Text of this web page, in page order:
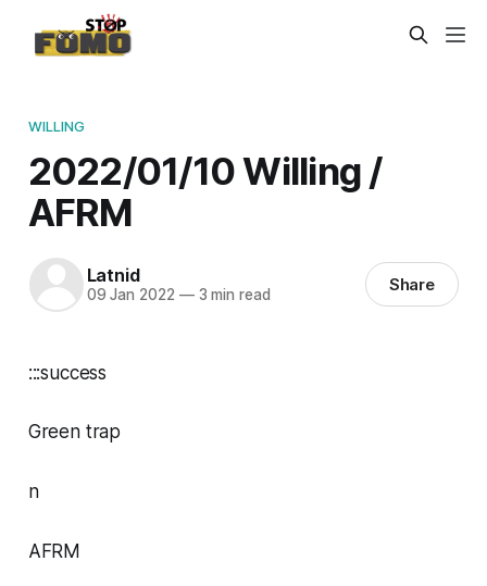
WILLING
2022/01/10 Willing /
AFRM
Latnid
09 Jan 2022 —3 min read Share
:::success
Green trap
n
AFRM